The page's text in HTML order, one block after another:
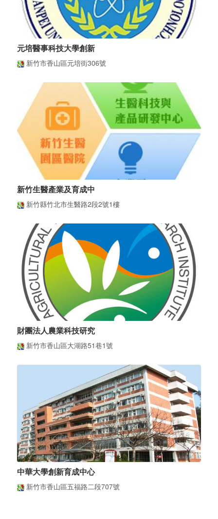
元培醫事科技大學創新
新竹市香山區元培街306號
新竹生醫產業及育成中
新竹縣竹北市生醫路2段2號1樓
財團法人農業科技研究
新竹市香山區大湖路51巷1號
中華大學創新育成中心
新竹市香山區五福路二段707號